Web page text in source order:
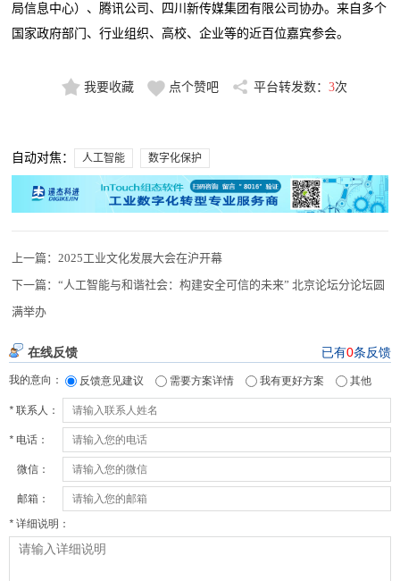
局信息中心）、腾讯公司、四川新传媒集团有限公司协办。来自多个
国家政府部门、行业组织、高校、企业等的近百位嘉宾参会。
我要收藏 点个赞吧 平台转发数： 3次
自动对焦： 人工智能 数字化保护
上一篇：2025工业文化发展大会在沪开幕
下一篇：“人工智能与和谐社会：构建安全可信的未来” 北京论坛分论坛圆
满举办